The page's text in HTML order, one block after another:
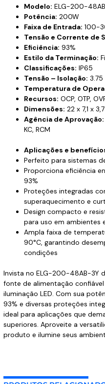
Modelo: ELG-200-
Potência: 200W
Faixa de Entrada: 100-
Tensão e Corrente de
Eficiência: 93%
Estilo da Terminação:
Classificações: IP65
Tensão – Isolação: 3.75
Temperatura de
Recursos: OCP, OTP,
Dimensões: 22 x 7,1 x
Agência de Aprovação:
KC, RCM
Aplicações e
Perfeito para sistemas
Proporciona eficiência
93%
Proteções integradas
superaquecimento e
Design compacto e
para uso em ambientes
Ampla faixa de
90°C, garantindo
condições
Invista no ELG-200-48AB-3Y
fonte de alimentação
iluminação LED. Com sua
93% e diversas proteções
ideal para aplicações que
superiores. Aproveite a
produto e ilumine seus